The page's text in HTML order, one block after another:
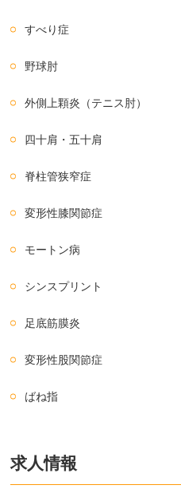
すべり症
野球肘
外側上顆炎（テニス肘）
四十肩・五十肩
脊柱管狭窄症
変形性膝関節症
モートン病
シンスプリント
足底筋膜炎
変形性股関節症
ばね指
求人情報